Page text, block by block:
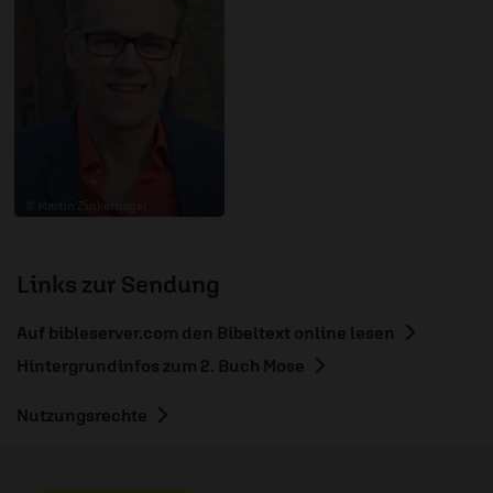
Links zur Sendung
Auf bibleserver.com den Bibeltext online lesen
Hintergrundinfos zum 2. Buch Mose
Nutzungsrechte